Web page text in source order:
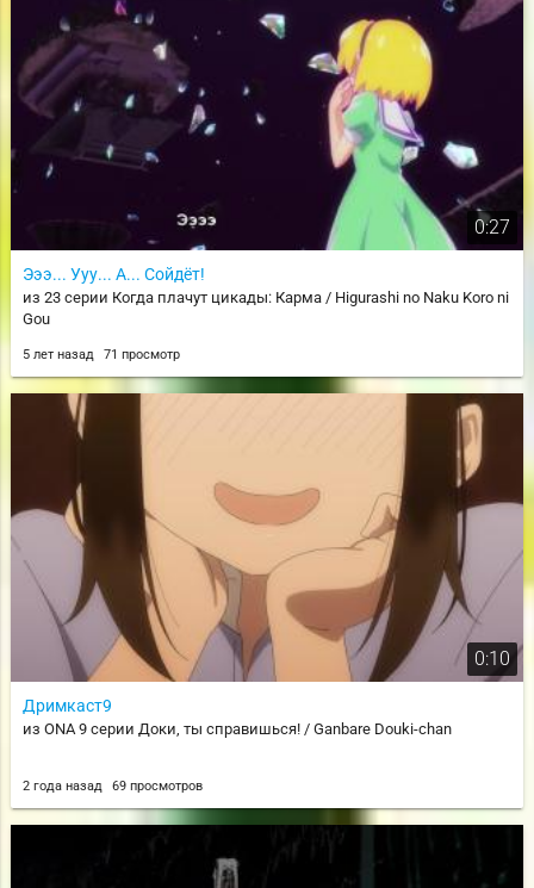
0:27
Эээ... Ууу... А... Сойдёт!
из 23 серии Когда плачут цикады: Карма / Higurashi no Naku Koro ni
Gou
5 лет назад 71 просмотр
0:10
Дримкаст9
из ONA 9 серии Доки, ты справишься! / Ganbare Douki-chan
2 года назад 69 просмотров